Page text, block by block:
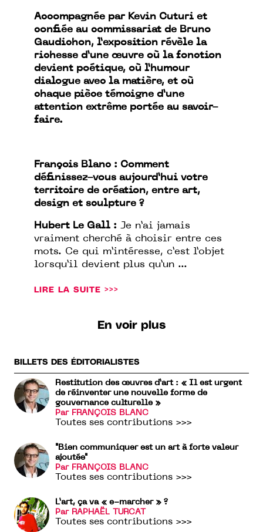
Accompagnée par Kevin Cuturi et
confiée au commissariat de Bruno
Gaudichon, l’exposition révèle la
richesse d’une œuvre où la fonction
devient poétique, où l’humour
dialogue avec la matière, et où
chaque pièce témoigne d’une
attention extrême portée au savoir-
faire.
François Blanc : Comment
définissez-vous aujourd’hui votre
territoire de création, entre art,
design et sculpture ?
Hubert Le Gall : Je n’ai jamais
vraiment cherché à choisir entre ces
mots. Ce qui m’intéresse, c’est l’objet
lorsqu’il devient plus qu’un ...
LIRE LA SUITE >>>
En voir plus
BILLETS DES ÉDITORIALISTES
Restitution des œuvres d’art : « Il est urgent
de réinventer une nouvelle forme de
gouvernance culturelle »
Par FRANÇOIS BLANC
Toutes ses contributions >>>
"Bien communiquer est un art à forte valeur
ajoutée"
Par FRANÇOIS BLANC
Toutes ses contributions >>>
L’art, ça va « e-marcher » ?
Par RAPHAËL TURCAT
Toutes ses contributions >>>